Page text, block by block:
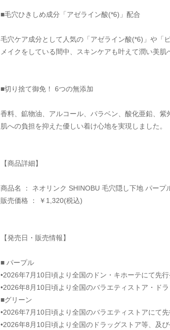
■毛穴ひきしめ成分「アゼライン酸(*6)」配合
毛穴ケア成分として人気の「アゼライン酸(*6)」や「
メイクをしている間中、スキンケアも叶えて潤い美肌
■切り捨て御免！ 6つの無添加
香料、鉱物油、アルコール、パラベン、酸化亜鉛、紫
肌への負担を抑えた優しい着け心地を実現しました。
【商品詳細】
商品名 ： ネオリンク SHINOBU 毛穴隠し下地 パープ
販売価格 ： ￥1,320(税込)
【発売日・販売情報】
■ パープル
•2026年7月10日頃より全国のドン・キホーテにて先
•2026年8月10日頃より全国のバラエティストア・ド
■グリーン
•2026年7月10日頃より全国のバラエティストアにて
•2026年8月10日頃より全国のドラッグストア等、及